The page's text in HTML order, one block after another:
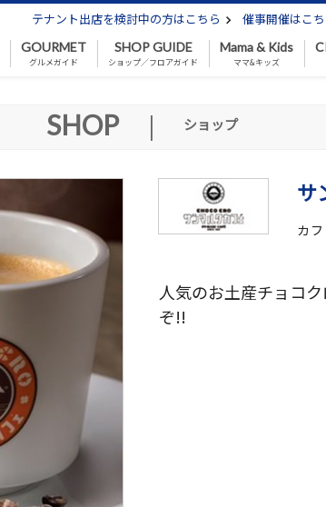
テナント出店を検討中の方はこちら 催事開催はこ
GOURMET
グルメガイド
SHOP GUIDE
ショップ／フロアガイド
Mama & Kids
ママ&キッズ
SHOP | ショップ
サ
カ
人気のお土産チョコ
ぞ!!